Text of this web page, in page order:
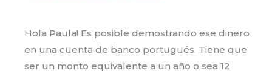
Hola Paula! Es posible demostrando ese dinero
en una cuenta de banco portugués. Tiene que
ser un monto equivalente a un año o sea 12